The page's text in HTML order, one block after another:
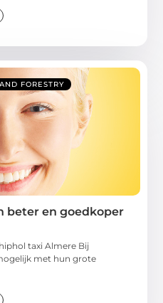
FORESTRY
beter en goedkoper
taxi Almere Bij
met hun grote